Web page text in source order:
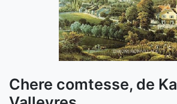
Chere comtesse, de